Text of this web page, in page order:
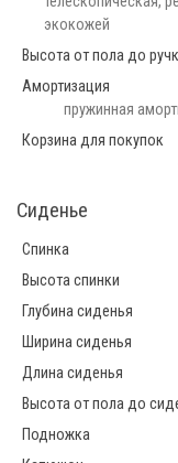
экокожей
Высота от пола до
Амортизация
пружинная
Корзина для покупок
Сиденье
Спинка
Высота спинки
Глубина сиденья
Ширина сиденья
Длина сиденья
Высота от пола до
Подножка